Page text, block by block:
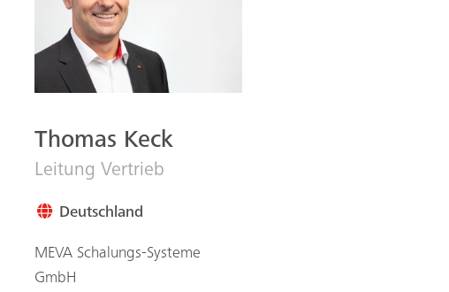
Thomas Keck
Leitung Vertrieb
Deutschland
MEVA Schalungs-Systeme
GmbH